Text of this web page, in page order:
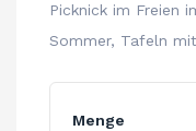
Picknick im Freien
Sommer, Tafeln
Menge